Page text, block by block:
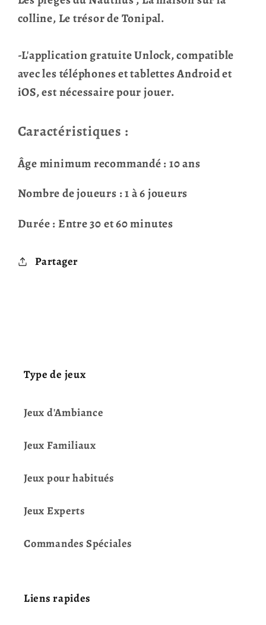
colline, Le trésor de Tonipal.
-L'application gratuite Unlock, compatible
avec les téléphones et tablettes Android et
iOS, est nécessaire pour jouer.
Caractéristiques :
Âge minimum recommandé : 10 ans
Nombre de joueurs : 1 à 6 joueurs
Durée : Entre 30 et 60 minutes
Partager
Type de jeux
Jeux d'Ambiance
Jeux Familiaux
Jeux pour habitués
Jeux Experts
Commandes Spéciales
Liens rapides